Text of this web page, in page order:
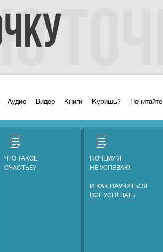
Аудио Видео Книги Куришь? Почитайте
ЧТО ТАКОЕ
СЧАСТЬЕ?
ПОЧЕМУ Я
НЕ УСПЕВАЮ
И КАК НАУЧИТЬСЯ
ВСЁ УСПЕВАТЬ